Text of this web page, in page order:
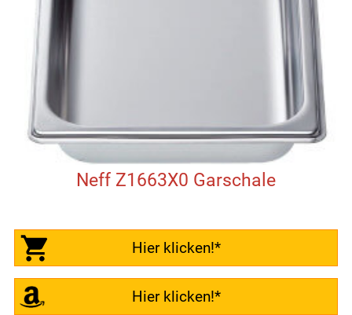
Neff Z1663X0 Garschale
Hier klicken!*
Hier klicken!*